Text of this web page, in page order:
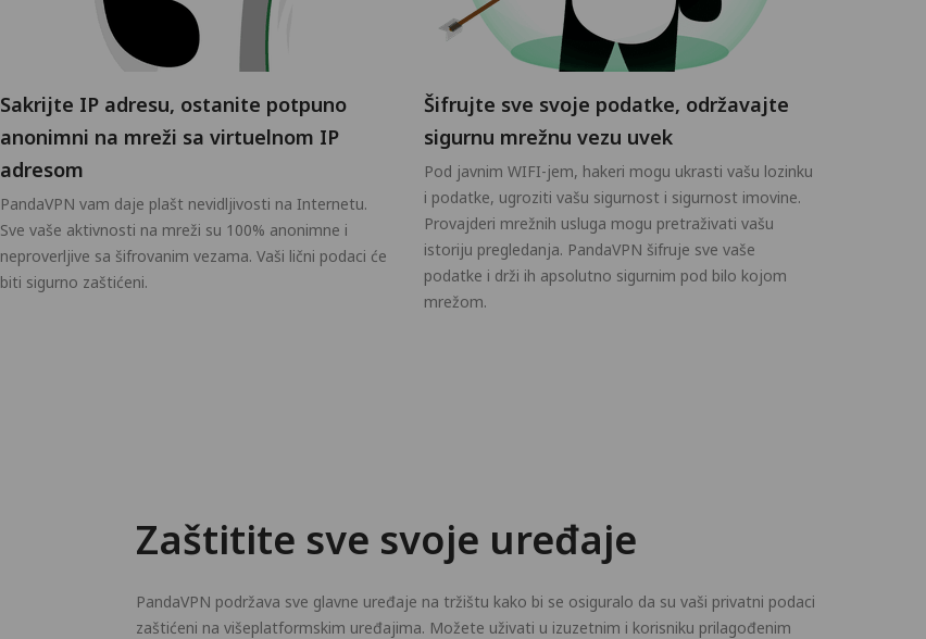
Sakrijte IP adresu, ostanite potpuno
anonimni na mreži sa virtuelnom IP
adresom
PandaVPN vam daje plašt nevidljivosti na Internetu.
Sve vaše aktivnosti na mreži su 100% anonimne i
neproverljive sa šifrovanim vezama. Vaši lični podaci će
biti sigurno zaštićeni.
Šifrujte sve svoje podatke, održavajte
sigurnu mrežnu vezu uvek
Pod javnim WIFI-jem, hakeri mogu ukrasti vašu lozinku
i podatke, ugroziti vašu sigurnost i sigurnost imovine.
Provajderi mrežnih usluga mogu pretraživati vašu
istoriju pregledanja. PandaVPN šifruje sve vaše
podatke i drži ih apsolutno sigurnim pod bilo kojom
mrežom.
Zaštitite sve svoje uređaje
PandaVPN podržava sve glavne uređaje na tržištu kako bi se osiguralo da su vaši privatni podaci
zaštićeni na višeplatformskim uređajima. Možete uživati u izuzetnim i korisniku prilagođenim